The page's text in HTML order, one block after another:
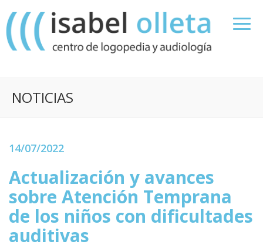
NOTICIAS
14/07/2022
Actualización y avances
sobre Atención Temprana
de los niños con dificultades
auditivas